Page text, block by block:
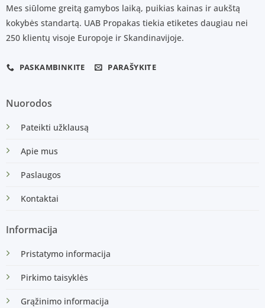
Mes siūlome greitą gamybos laiką, puikias kainas ir aukštą
kokybės standartą. UAB Propakas tiekia etiketes daugiau nei
250 klientų visoje Europoje ir Skandinavijoje.
PASKAMBINKITE PARAŠYKITE
Nuorodos
Pateikti užklausą
Apie mus
Paslaugos
Kontaktai
Informacija
Pristatymo informacija
Pirkimo taisyklės
Grąžinimo informacija